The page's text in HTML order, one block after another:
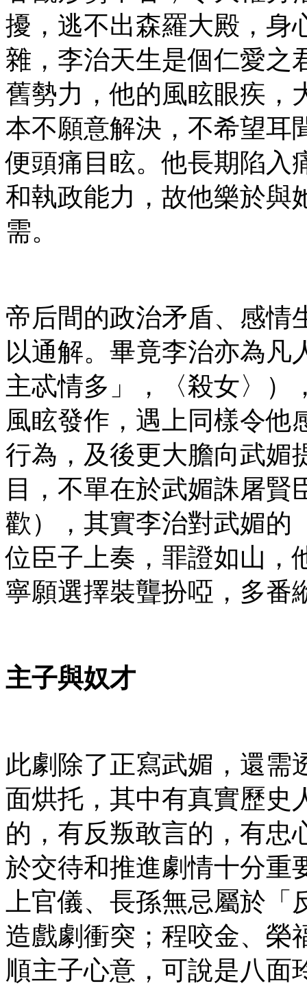
擾，逃不出森羅大殿，身
雜，李治天生是個仁愛之
舊勢力，他的風眩眼疾，
本不願意解決，不希望耳
便頭痛目眩。他長期陷入
和執政能力，故他樂於與
需。
帝后間的政治矛盾、感情
以通解。畢竟李治亦為凡
主忒情多」，〈殺女〉）
風眩發作，遇上同樣令他
行為，及後更大膽向武媚
目，不單在於武媚誅屠
歡），其實李治對武媚的
位臣子上奏，罪證如山，
寧願選擇裝聾扮啞，多番
主子與奴才
此劇除了正寫武媚，還需
面烘托，其中有真實歷史
的，有反叛敢言的，有忠
於交待和推進劇情十分重
上官儀、長孫無忌屬於
造戲劇衝突；程咬金、榮
順主子心意，可說是八面